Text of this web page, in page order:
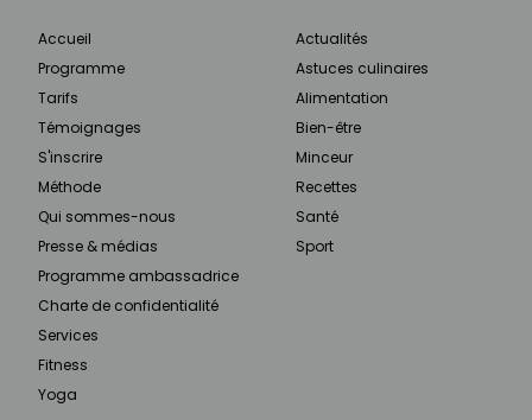
Accueil
Programme
Tarifs
Témoignages
S'inscrire
Méthode
Qui sommes-nous
Presse & médias
Programme ambassadrice
Charte de confidentialité
Services
Fitness
Yoga
Actualités
Astuces culinaires
Alimentation
Bien-être
Minceur
Recettes
Santé
Sport